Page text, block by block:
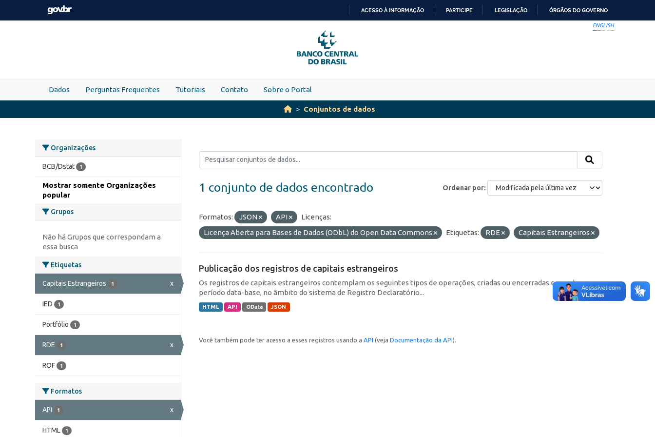
Skip to main content
PARA
O
CONTEÚDO
ACESSO À INFORMAÇÃO PARTICIPE LEGISLAÇÃO ÓRGÃOS DO GOVERNO
ENGLISH
Dados Perguntas Frequentes Tutoriais Contato Sobre o Portal
Conjuntos de dados
Organizações
BCB/Dstat 1
Mostrar somente Organizações
popular
Grupos
Não há Grupos que correspondam a
essa busca
Etiquetas
Capitais Estrangeiros 1 x
IED 1
Portfólio 1
RDE 1 x
ROF 1
Formatos
API 1 x
HTML 1
Ordenar por
1 conjunto de dados encontrado
Formatos: JSON API
Licenças:
Licença Aberta para Bases de Dados (ODbL) do Open Data Commons
Etiquetas: RDE Capitais Estrangeiros
Publicação dos registros de capitais estrangeiros
Os registros de capitais estrangeiros contemplam os seguintes tipos de operações, criadas ou encerradas em cada
período data-base, no âmbito do sistema de Registro Declaratório...
HTML API OData JSON
Você também pode ter acesso a esses registros usando a API (veja Documentação da API).